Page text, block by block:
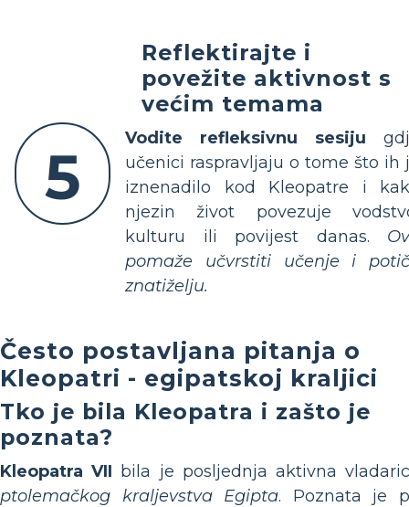
5
Reflektirajte i
povežite aktivnost s
većim temama
Vodite refleksivnu sesiju
učenici raspravljaju o tome što ih
iznenadilo kod Kleopatre i
njezin život povezuje
kulturu ili povijest danas.
pomaže učvrstiti učenje i
znatiželju.
Često postavljana pitanja o
Kleopatri - egipatskoj kraljici
Tko je bila Kleopatra i zašto je
poznata?
Kleopatra VII bila je posljednja aktivna
ptolemačkog kraljevstva Egipta. Poznata je